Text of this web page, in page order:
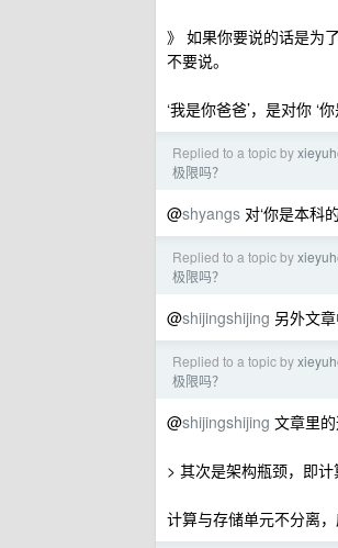
》 如果你要说的话是为
不要说。
‘我是你爸爸’，是对你 ‘
Replied to a topic by
极限吗？
@shyangs 对‘你是本科
Replied to a topic by
极限吗？
@shijingshijing 另外文
Replied to a topic by
极限吗？
@shijingshijing 文章里的
> 其次是架构瓶颈，即
计算与存储单元不分离